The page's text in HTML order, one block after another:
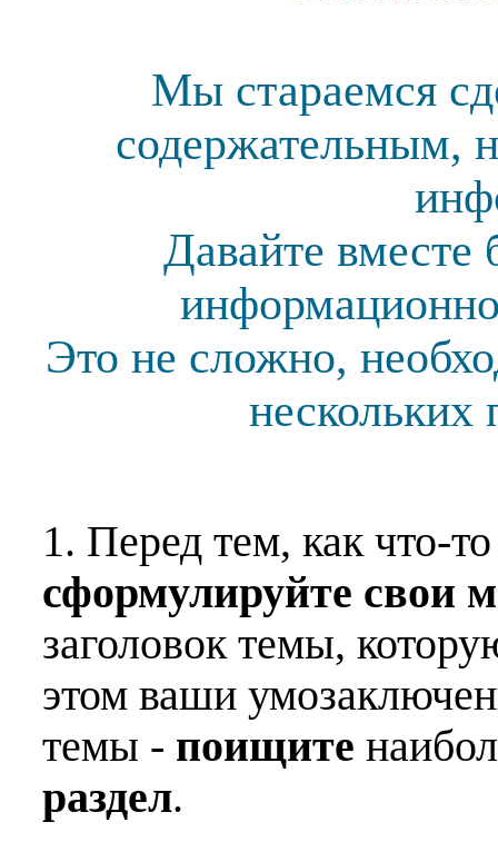
Мы стараемся
содержательным,
Давайте вместе
Это не сложно,
нескольких
1. Перед тем, как что-
сформулируйте свои
заголовок темы,
этом ваши
темы - поищите
раздел.